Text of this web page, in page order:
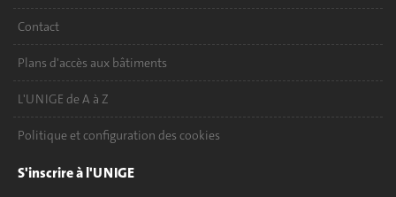
Contact
Plans d'accès aux bâtiments
L'UNIGE de A à Z
Politique et configuration des cookies
S'inscrire à l'UNIGE